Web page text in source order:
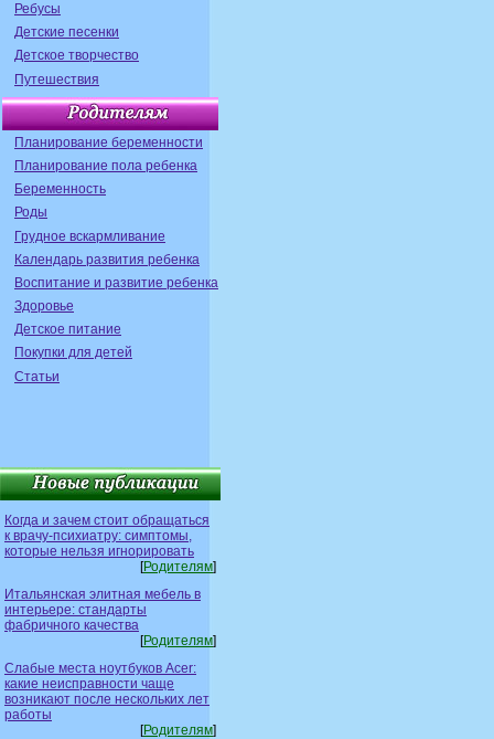
Ребусы
Детские песенки
Детское творчество
Путешествия
Планирование беременности
Планирование пола ребенка
Беременность
Роды
Грудное вскармливание
Календарь развития ребенка
Воспитание и развитие ребенка
Здоровье
Детское питание
Покупки для детей
Статьи
Когда и зачем стоит обращаться
к врачу-психиатру: симптомы,
которые нельзя игнорировать
[Родителям]
Итальянская элитная мебель в
интерьере: стандарты
фабричного качества
[Родителям]
Слабые места ноутбуков Acer:
какие неисправности чаще
возникают после нескольких лет
работы
[Родителям]